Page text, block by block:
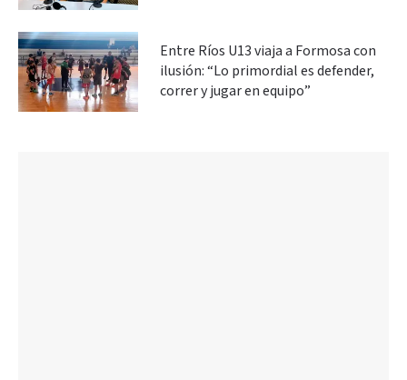
Entre Ríos U13 viaja a Formosa con
ilusión: “Lo primordial es defender,
correr y jugar en equipo”